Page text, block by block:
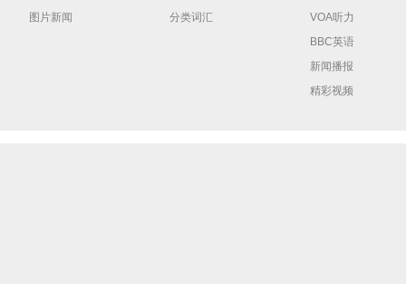
图片新闻
分类词汇
VOA听力
BBC英语
新闻播报
精彩视频